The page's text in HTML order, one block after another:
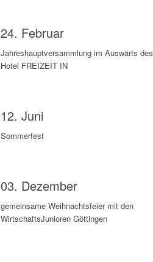
24. Februar
Jahreshauptversammlung im Auswärts des
Hotel FREIZEIT IN
12. Juni
Sommerfest
03. Dezember
gemeinsame Weihnachtsfeier mit den
WirtschaftsJunioren Göttingen